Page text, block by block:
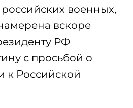
военных,
вскоре
РФ
с просьбой о
к Российской